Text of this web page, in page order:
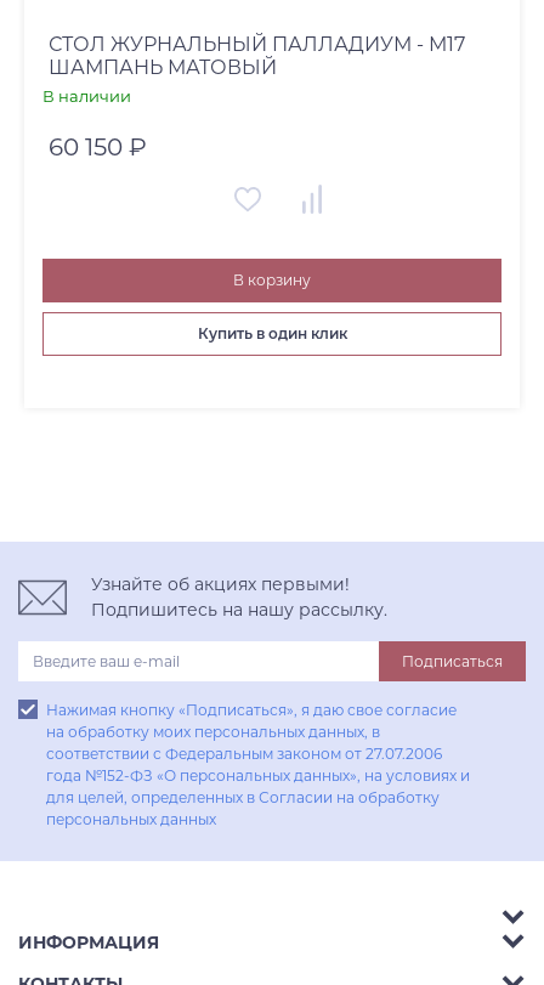
СТОЛ ЖУРНАЛЬНЫЙ ПАЛЛАДИУМ - М17
ШАМПАНЬ МАТОВЫЙ
В наличии
60 150 ₽
В корзину
Купить в один клик
Узнайте об акциях первыми!
Подпишитесь на нашу рассылку.
Подписаться
Нажимая кнопку «Подписаться», я даю свое согласие
на обработку моих персональных данных, в
соответствии с Федеральным законом от 27.07.2006
года №152-ФЗ «О персональных данных», на условиях и
для целей, определенных в Согласии на обработку
персональных данных
Аксессуары
ИНФОРМАЦИЯ